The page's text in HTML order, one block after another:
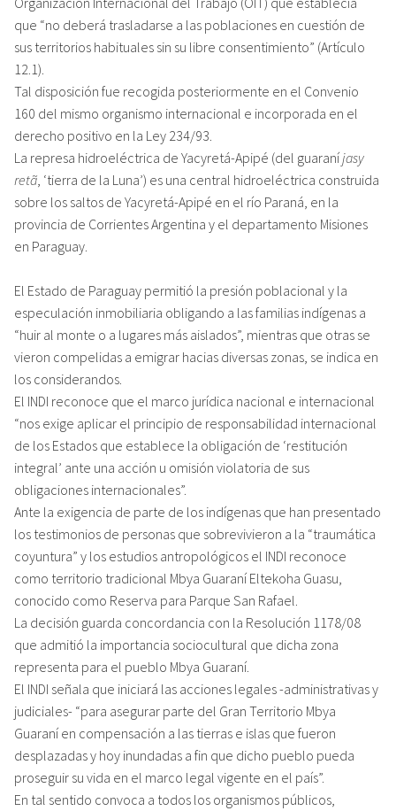
que “no deberá trasladarse a las poblaciones en cuestión de
sus territorios habituales sin su libre consentimiento” (Artículo
12.1).
Tal disposición fue recogida posteriormente en el Convenio
160 del mismo organismo internacional e incorporada en el
derecho positivo en la Ley 234/93.
La represa hidroeléctrica de Yacyretá-Apipé (del guaraní jasy
retã , ‘tierra de la Luna’) es una central hidroeléctrica construida
sobre los saltos de Yacyretá-Apipé en el río Paraná, en la
provincia de Corrientes Argentina y el departamento Misiones
en Paraguay.
El Estado de Paraguay permitió la presión poblacional y la
especulación inmobiliaria obligando a las familias indígenas a
“huir al monte o a lugares más aislados”, mientras que otras se
vieron compelidas a emigrar hacias diversas zonas, se indica en
los considerandos.
El INDI reconoce que el marco jurídica nacional e internacional
“nos exige aplicar el principio de responsabilidad internacional
de los Estados que establece la obligación de ‘restitución
integral’ ante una acción u omisión violatoria de sus
obligaciones internacionales”.
Ante la exigencia de parte de los indígenas que han presentado
los testimonios de personas que sobrevivieron a la “traumática
coyuntura” y los estudios antropológicos el INDI reconoce
como territorio tradicional Mbya Guaraní Eltekoha Guasu,
conocido como Reserva para Parque San Rafael.
La decisión guarda concordancia con la Resolución 1178/08
que admitió la importancia sociocultural que dicha zona
representa para el pueblo Mbya Guaraní.
El INDI señala que iniciará las acciones legales -administrativas y
judiciales- “para asegurar parte del Gran Territorio Mbya
Guaraní en compensación a las tierras e islas que fueron
desplazadas y hoy inundadas a fin que dicho pueblo pueda
proseguir su vida en el marco legal vigente en el país”.
En tal sentido convoca a todos los organismos públicos,